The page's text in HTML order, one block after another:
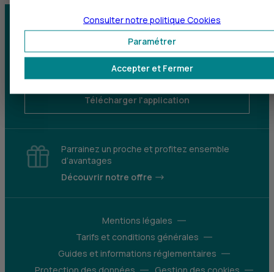
Centre d'aide Trouver une agence
Sourds et
Télécharger l'application
Parrainez un proche et profitez ensemble
d’avantages
Découvrir notre offre
Mentions légales
Tarifs et conditions générales
Guides et informations réglementaires
Accepter et Fermer
Paramétrer
Consulter notre politique Cookies